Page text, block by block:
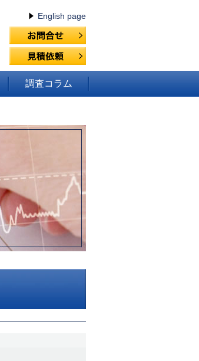
English page
調査コラム